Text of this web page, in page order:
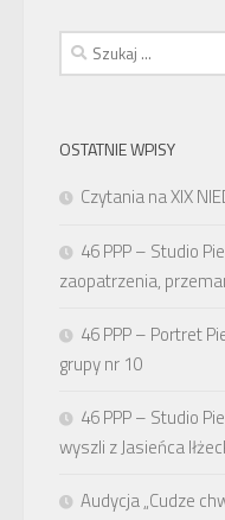
Szukaj:
OSTATNIE WPISY
Czytania na XIX
46 PPP – Studio
zaopatrzenia,
46 PPP – Portret
grupy nr 10
46 PPP – Studio
wyszli z Jasieńca
Audycja „Cudze